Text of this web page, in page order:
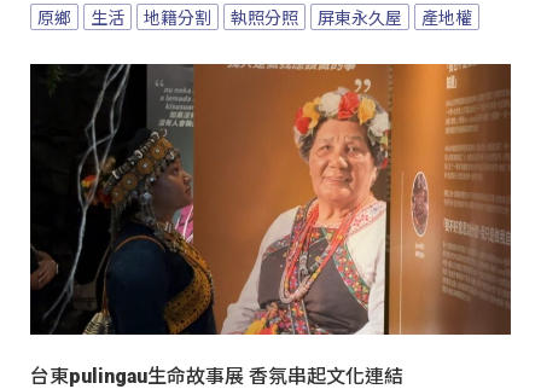
原鄉 生活 地籍分割 執照分照 屏東永久屋 產地權
台東pulingau生命故事展 香氛串起文化連結